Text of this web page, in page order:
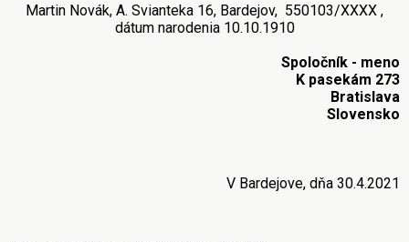
Martin Novák, A. Svianteka 16, Bardejov, 550103/XXXX ,
dátum narodenia 10.10.1910
Spoločník - meno
K pasekám 273
Bratislava
Slovensko
V Bardejove, dňa 30.4.2021